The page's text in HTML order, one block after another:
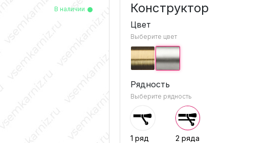
В наличии
В наличии
В наличии
В наличии Конструктор
Цвет
Выберите цвет
Рядность
Выберите рядность
1 ряд 2 ряда